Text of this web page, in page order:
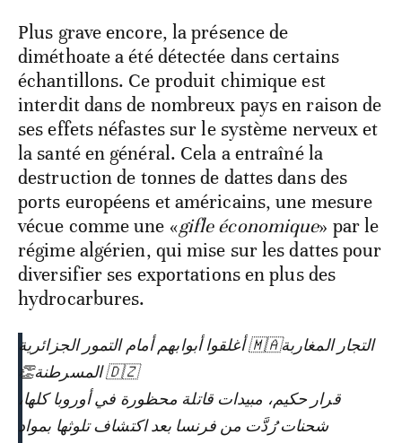
Plus grave encore, la présence de
diméthoate a été détectée dans certains
échantillons. Ce produit chimique est
interdit dans de nombreux pays en raison de
ses effets néfastes sur le système nerveux et
la santé en général. Cela a entraîné la
destruction de tonnes de dattes dans des
ports européens et américains, une mesure
vécue comme une «gifle économique» par le
régime algérien, qui mise sur les dattes pour
diversifier ses exportations en plus des
hydrocarbures.
التجار المغاربة🇲🇦 أغلقوا أبوابهم أمام التمور الجزائرية
🇩🇿 المسرطنة👏
قرار حكيم، مبيدات قاتلة محظورة في أوروبا كلها،
شحنات رُدَّت من فرنسا بعد اكتشاف تلوثها بمواد